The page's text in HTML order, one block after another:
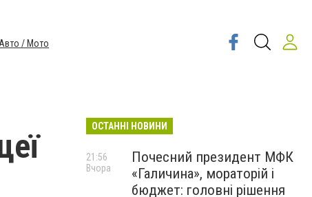
Авто / Мото
ОСТАННІ НОВИНИ
Почесний президент МФК
«Галичина», мораторій і
бюджет: головні рішення
21:56
Вчора